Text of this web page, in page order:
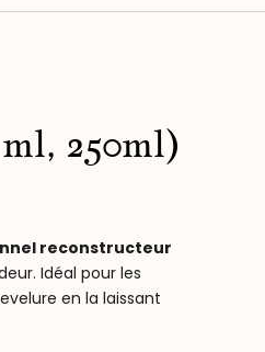
250ml)
reconstructeur
Idéal pour les
en la laissant